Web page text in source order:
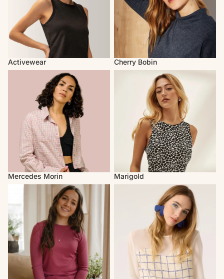
Activewear
Cherry Bobin
Mercedes Morin
Mercedes Morin
Marigold
Louve Design